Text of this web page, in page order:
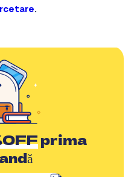
.
prima